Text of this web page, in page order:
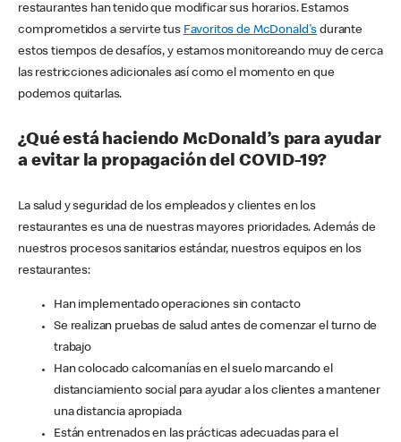
restaurantes han tenido que modificar sus horarios. Estamos
comprometidos a servirte tus Favoritos de McDonald's durante
estos tiempos de desafíos, y estamos monitoreando muy de cerca
las restricciones adicionales así como el momento en que
podemos quitarlas.
¿Qué está haciendo McDonald’s para ayudar
a evitar la propagación del COVID-19?
La salud y seguridad de los empleados y clientes en los
restaurantes es una de nuestras mayores prioridades. Además de
nuestros procesos sanitarios estándar, nuestros equipos en los
restaurantes:
Han implementado operaciones sin contacto
Se realizan pruebas de salud antes de comenzar el turno de
trabajo
Han colocado calcomanías en el suelo marcando el
distanciamiento social para ayudar a los clientes a mantener
una distancia apropiada
Están entrenados en las prácticas adecuadas para el